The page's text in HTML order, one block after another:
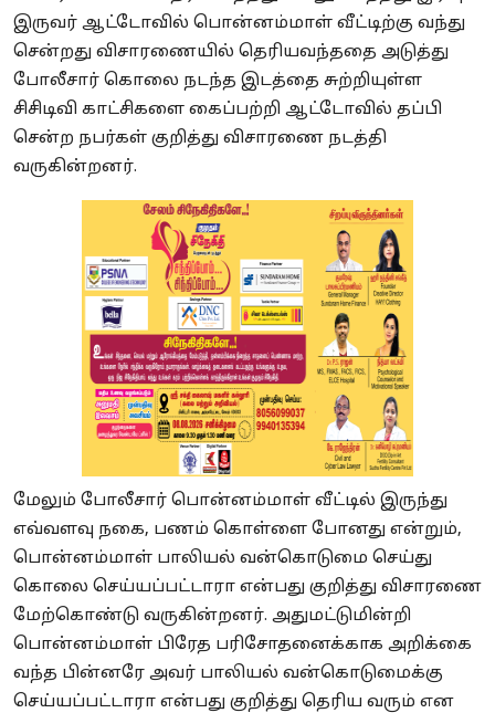
இருவர் ஆட்டோவில் பொன்னம்மாள் வீட்டிற்கு வந்து
சென்றது விசாரணையில் தெரியவந்ததை அடுத்து
போலீசார் கொலை நடந்த இடத்தை சுற்றியுள்ள
சிசிடிவி காட்சிகளை கைப்பற்றி ஆட்டோவில் தப்பி
சென்ற நபர்கள் குறித்து விசாரணை நடத்தி
வருகின்றனர்.
மேலும் போலீசார் பொன்னம்மாள் வீட்டில் இருந்து
எவ்வளவு நகை, பணம் கொள்ளை போனது என்றும்,
பொன்னம்மாள் பாலியல் வன்கொடுமை செய்து
கொலை செய்யப்பட்டாரா என்பது குறித்து விசாரணை
மேற்கொண்டு வருகின்றனர். அதுமட்டுமின்றி
பொன்னம்மாள் பிரேத பரிசோதனைக்காக அறிக்கை
வந்த பின்னரே அவர் பாலியல் வன்கொடுமைக்கு
செய்யப்பட்டாரா என்பது குறித்து தெரிய வரும் என